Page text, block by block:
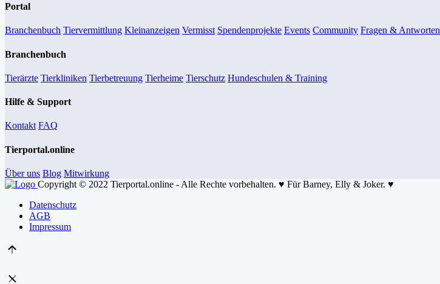
Portal
Branchenbuch Tiervermittlung Kleinanzeigen Vermisst Spendenprojekte Events Community Fragen & Antworten
Branchenbuch
Tierärzte Tierkliniken Tierbetreuung Tierheime Tierschutz Hundeschulen & Training
Hilfe & Support
Kontakt FAQ
Tierportal.online
Über uns Blog Mitwirkung
Copyright © 2022 Tierportal.online - Alle Rechte vorbehalten. ♥ Für Barney, Elly & Joker. ♥
Datenschutz
AGB
Impressum